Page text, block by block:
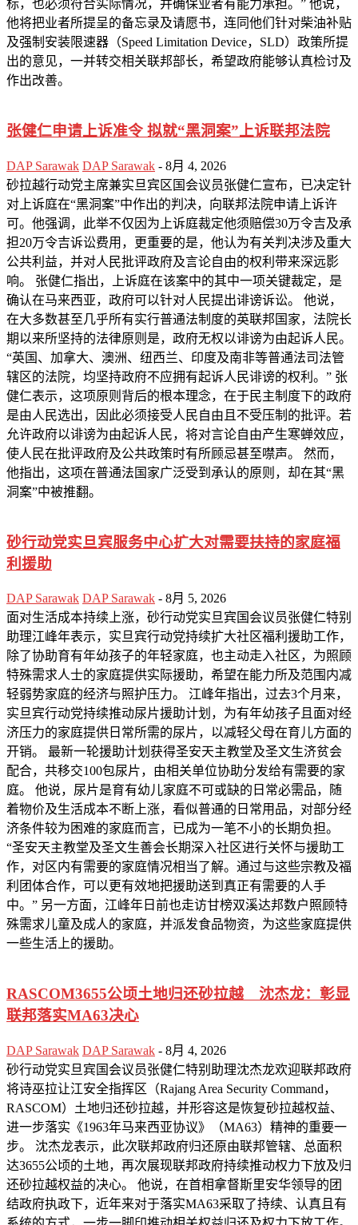
标，也必须符合实际情况，并确保业者有能力承担。” 他说，
他将把业者所提呈的备忘录及请愿书，连同他们针对柴油补贴
及强制安装限速器（Speed Limitation Device，SLD）政策所提
出的意见，一并转交相关联邦部长，希望政府能够认真检讨及
作出改善。
张健仁申请上诉准令 拟就“黑洞案”上诉联邦法院
DAP Sarawak DAP Sarawak - 8月 4, 2026
砂拉越行动党主席兼实旦宾区国会议员张健仁宣布，已决定针
对上诉庭在“黑洞案”中作出的判决，向联邦法院申请上诉许
可。他强调，此举不仅因为上诉庭裁定他须赔偿30万令吉及承
担20万令吉诉讼费用，更重要的是，他认为有关判决涉及重大
公共利益，并对人民批评政府及言论自由的权利带来深远影
响。 张健仁指出，上诉庭在该案中的其中一项关键裁定，是
确认在马来西亚，政府可以针对人民提出诽谤诉讼。 他说，
在大多数甚至几乎所有实行普通法制度的英联邦国家，法院长
期以来所坚持的法律原则是，政府无权以诽谤为由起诉人民。
“英国、加拿大、澳洲、纽西兰、印度及南非等普通法司法管
辖区的法院，均坚持政府不应拥有起诉人民诽谤的权利。” 张
健仁表示，这项原则背后的根本理念，在于民主制度下的政府
是由人民选出，因此必须接受人民自由且不受压制的批评。若
允许政府以诽谤为由起诉人民，将对言论自由产生寒蝉效应，
使人民在批评政府及公共政策时有所顾忌甚至噤声。 然而，
他指出，这项在普通法国家广泛受到承认的原则，却在其“黑
洞案”中被推翻。
砂行动党实旦宾服务中心扩大对需要扶持的家庭福
利援助
DAP Sarawak DAP Sarawak - 8月 5, 2026
面对生活成本持续上涨，砂行动党实旦宾国会议员张健仁特别
助理江峰年表示，实旦宾行动党持续扩大社区福利援助工作，
除了协助育有年幼孩子的年轻家庭，也主动走入社区，为照顾
特殊需求人士的家庭提供实际援助，希望在能力所及范围内减
轻弱势家庭的经济与照护压力。 江峰年指出，过去3个月来，
实旦宾行动党持续推动尿片援助计划，为有年幼孩子且面对经
济压力的家庭提供日常所需的尿片，以减轻父母在育儿方面的
开销。 最新一轮援助计划获得圣安天主教堂及圣文生济贫会
配合，共移交100包尿片，由相关单位协助分发给有需要的家
庭。 他说，尿片是育有幼儿家庭不可或缺的日常必需品，随
着物价及生活成本不断上涨，看似普通的日常用品，对部分经
济条件较为困难的家庭而言，已成为一笔不小的长期负担。
“圣安天主教堂及圣文生善会长期深入社区进行关怀与援助工
作，对区内有需要的家庭情况相当了解。通过与这些宗教及福
利团体合作，可以更有效地把援助送到真正有需要的人手
中。” 另一方面，江峰年日前也走访甘榜双溪达邦数户照顾特
殊需求儿童及成人的家庭，并派发食品物资，为这些家庭提供
一些生活上的援助。
RASCOM3655公顷土地归还砂拉越 沈杰龙：彰显
联邦落实MA63决心
DAP Sarawak DAP Sarawak - 8月 4, 2026
砂行动党实旦宾国会议员张健仁特别助理沈杰龙欢迎联邦政府
将诗巫拉让江安全指挥区（Rajang Area Security Command，
RASCOM）土地归还砂拉越，并形容这是恢复砂拉越权益、
进一步落实《1963年马来西亚协议》（MA63）精神的重要一
步。 沈杰龙表示，此次联邦政府归还原由联邦管辖、总面积
达3655公顷的土地，再次展现联邦政府持续推动权力下放及归
还砂拉越权益的决心。 他说，在首相拿督斯里安华领导的团
结政府执政下，近年来对于落实MA63采取了持续、认真且有